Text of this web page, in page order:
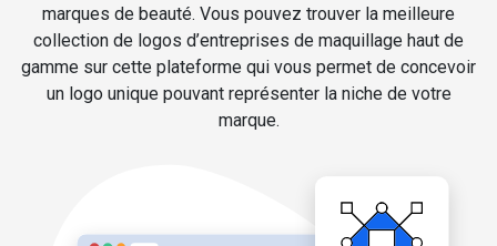
marques de beauté. Vous pouvez trouver la meilleure
collection de logos d’entreprises de maquillage haut de
gamme sur cette plateforme qui vous permet de concevoir
un logo unique pouvant représenter la niche de votre
marque.